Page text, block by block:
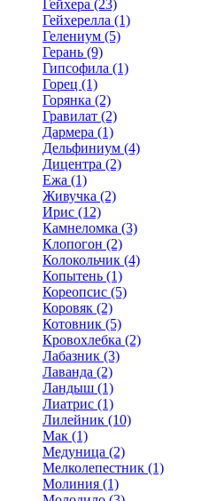
Гейхера (23)
Гейхерелла (1)
Гелениум (5)
Герань (9)
Гипсофила (1)
Горец (1)
Горянка (2)
Гравилат (2)
Дармера (1)
Дельфиниум (4)
Дицентра (2)
Ежа (1)
Живучка (2)
Ирис (12)
Камнеломка (3)
Клопогон (2)
Колокольчик (4)
Копытень (1)
Кореопсис (5)
Коровяк (2)
Котовник (5)
Кровохлебка (2)
Лабазник (3)
Лаванда (2)
Ландыш (1)
Лиатрис (1)
Лилейник (10)
Мак (1)
Медуница (2)
Мелколепестник (1)
Молиния (1)